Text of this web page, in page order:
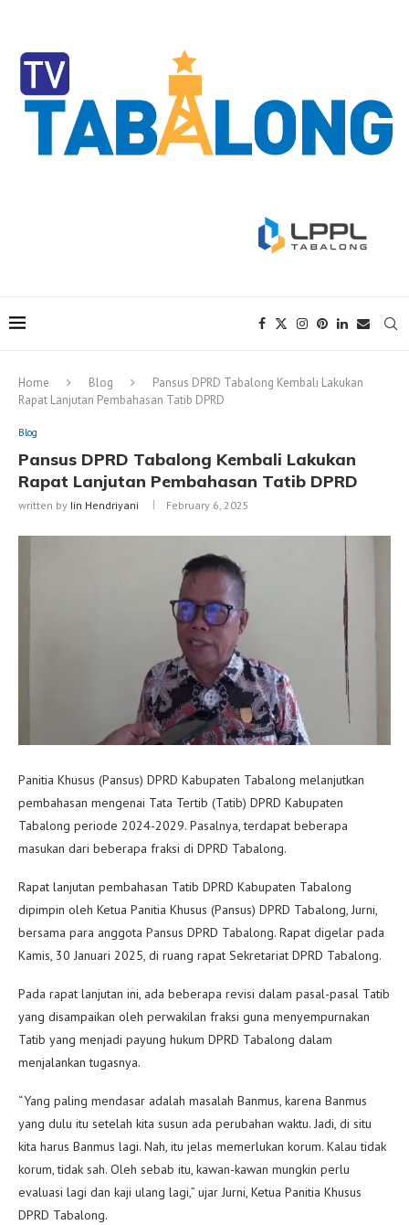
Home Blog
Pansus DPRD Tabalong Kembali Lakukan
Rapat Lanjutan Pembahasan Tatib DPRD
Blog
Pansus DPRD Tabalong Kembali Lakukan
Rapat Lanjutan Pembahasan Tatib DPRD
written by Iin Hendriyani February 6, 2025
Panitia Khusus (Pansus) DPRD Kabupaten Tabalong melanjutkan
pembahasan mengenai Tata Tertib (Tatib) DPRD Kabupaten
Tabalong periode 2024-2029. Pasalnya, terdapat beberapa
masukan dari beberapa fraksi di DPRD Tabalong.
Rapat lanjutan pembahasan Tatib DPRD Kabupaten Tabalong
dipimpin oleh Ketua Panitia Khusus (Pansus) DPRD Tabalong, Jurni,
bersama para anggota Pansus DPRD Tabalong. Rapat digelar pada
Kamis, 30 Januari 2025, di ruang rapat Sekretariat DPRD Tabalong.
Pada rapat lanjutan ini, ada beberapa revisi dalam pasal-pasal Tatib
yang disampaikan oleh perwakilan fraksi guna menyempurnakan
Tatib yang menjadi payung hukum DPRD Tabalong dalam
menjalankan tugasnya.
“Yang paling mendasar adalah masalah Banmus, karena Banmus
yang dulu itu setelah kita susun ada perubahan waktu. Jadi, di situ
kita harus Banmus lagi. Nah, itu jelas memerlukan korum. Kalau tidak
korum, tidak sah. Oleh sebab itu, kawan-kawan mungkin perlu
evaluasi lagi dan kaji ulang lagi,” ujar Jurni, Ketua Panitia Khusus
DPRD Tabalong.